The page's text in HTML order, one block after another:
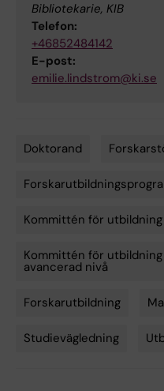
Bibliotekarie, KIB
Telefon:
+46852484142
E-post:
emilie.lindstrom@ki.se
Doktorand
Kommittén för
Kommittén för
avancerad nivå
Forskarutbildning
Studievägledning